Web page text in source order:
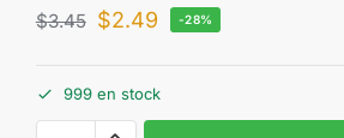
$3.45 $2.49 -28%
999 en stock